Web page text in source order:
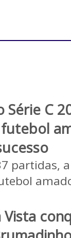
Série C
partidas,
Vista